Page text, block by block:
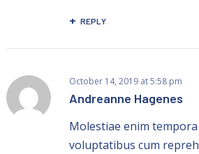
REPLY
October 14, 2019 at5:58 pm
Andreanne Hagenes
Molestiae enim
voluptatibus cum